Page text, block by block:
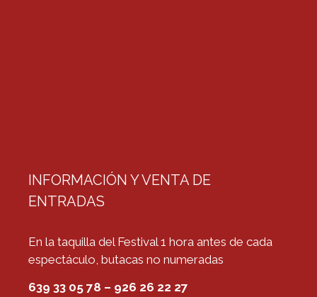
INFORMACIÓN Y VENTA DE
ENTRADAS
En la taquilla del Festival 1 hora antes de cada
espectáculo, butacas no numeradas
639 33 05 78 – 926 26 22 27